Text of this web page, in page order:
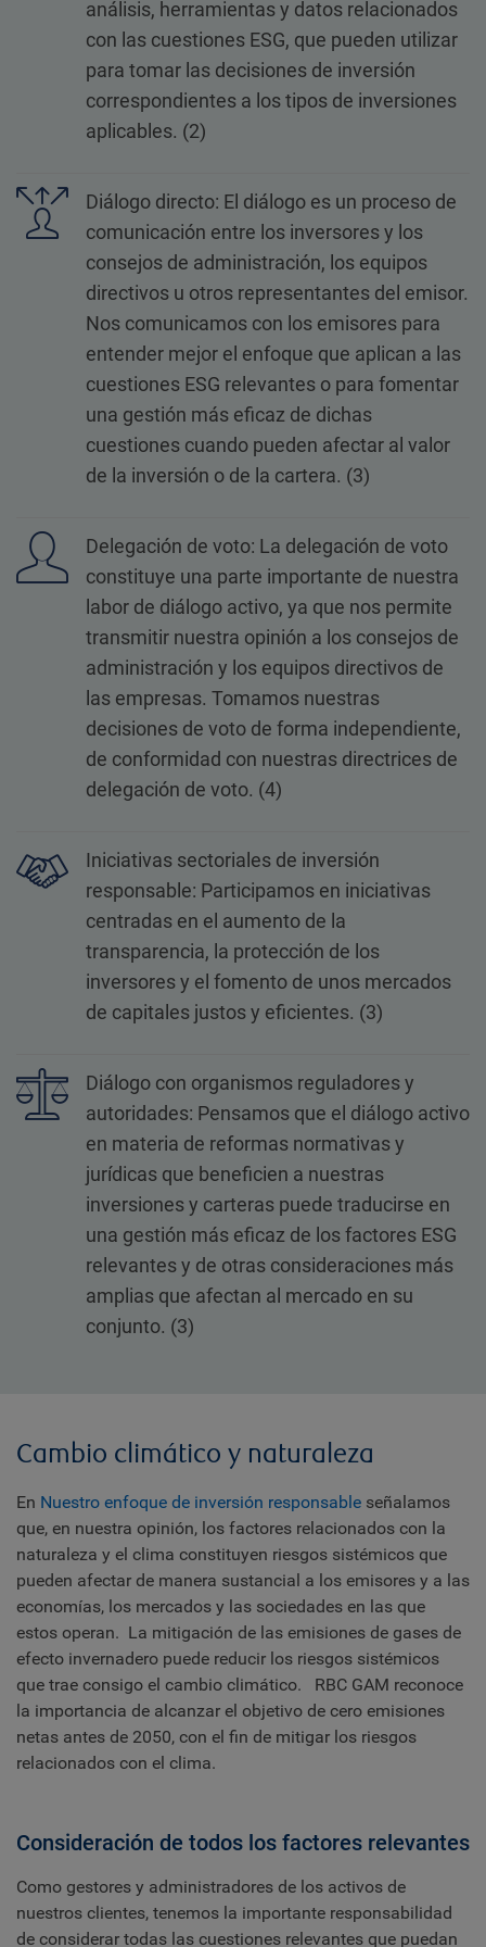
análisis, herramientas y datos relacionados
con las cuestiones ESG, que pueden utilizar
para tomar las decisiones de inversión
correspondientes a los tipos de inversiones
aplicables. (2)
Diálogo directo: El diálogo es un proceso de
comunicación entre los inversores y los
consejos de administración, los equipos
directivos u otros representantes del emisor.
Nos comunicamos con los emisores para
entender mejor el enfoque que aplican a las
cuestiones ESG relevantes o para fomentar
una gestión más eficaz de dichas
cuestiones cuando pueden afectar al valor
de la inversión o de la cartera. (3)
Delegación de voto: La delegación de voto
constituye una parte importante de nuestra
labor de diálogo activo, ya que nos permite
transmitir nuestra opinión a los consejos de
administración y los equipos directivos de
las empresas. Tomamos nuestras
decisiones de voto de forma independiente,
de conformidad con nuestras directrices de
delegación de voto. (4)
Iniciativas sectoriales de inversión
responsable: Participamos en iniciativas
centradas en el aumento de la
transparencia, la protección de los
inversores y el fomento de unos mercados
de capitales justos y eficientes. (3)
Diálogo con organismos reguladores y
autoridades: Pensamos que el diálogo activo
en materia de reformas normativas y
jurídicas que beneficien a nuestras
inversiones y carteras puede traducirse en
una gestión más eficaz de los factores ESG
relevantes y de otras consideraciones más
amplias que afectan al mercado en su
conjunto. (3)
Cambio climático y naturaleza
En Nuestro enfoque de inversión responsable señalamos
que, en nuestra opinión, los factores relacionados con la
naturaleza y el clima constituyen riesgos sistémicos que
pueden afectar de manera sustancial a los emisores y a las
economías, los mercados y las sociedades en las que
estos operan. La mitigación de las emisiones de gases de
efecto invernadero puede reducir los riesgos sistémicos
que trae consigo el cambio climático. RBC GAM reconoce
la importancia de alcanzar el objetivo de cero emisiones
netas antes de 2050, con el fin de mitigar los riesgos
relacionados con el clima.
Consideración de todos los factores relevantes
Como gestores y administradores de los activos de
nuestros clientes, tenemos la importante responsabilidad
de considerar todas las cuestiones relevantes que puedan